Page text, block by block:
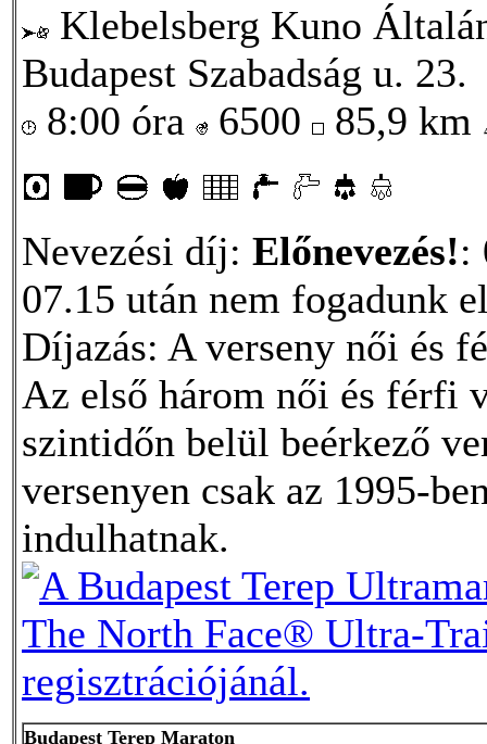
Klebelsberg Kuno
Budapest Szabadság u. 23.
8:00 óra
6500 85,9 km
Nevezési díj: Előnevezés!:
07.15 után nem fogadunk
Díjazás: A verseny női és
Az első három női és férfi
szintidőn belül beérkező
versenyen csak az 1995-
indulhatnak.
Budapest Terep Maraton